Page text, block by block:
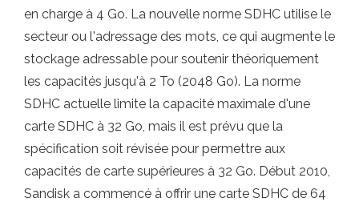
en charge à 4 Go. La nouvelle norme SDHC utilise le
secteur ou l'adressage des mots, ce qui augmente le
stockage adressable pour soutenir théoriquement
les capacités jusqu'à 2 To (2048 Go). La norme
SDHC actuelle limite la capacité maximale d'une
carte SDHC à 32 Go, mais il est prévu que la
spécification soit révisée pour permettre aux
capacités de carte supérieures à 32 Go. Début 2010,
Sandisk a commencé à offrir une carte SDHC de 64